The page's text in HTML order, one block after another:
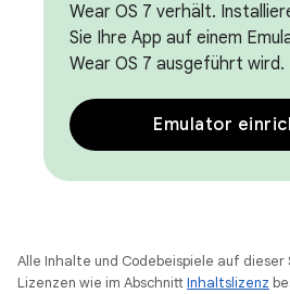
Wear OS 7 verhält.
Sie Ihre App auf einem
Wear OS 7 ausgeführt wird.
Emulator
Alle Inhalte und Codebeispiele auf
Lizenzen wie im AbschnittInhaltslizenz